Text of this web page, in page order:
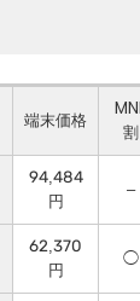
端末価格
割
94,484
円
–
62,370
円
◯